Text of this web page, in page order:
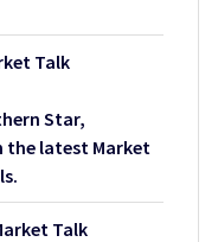
Talk
Star,
the latest Market
Talk